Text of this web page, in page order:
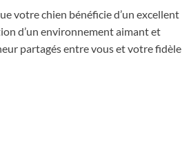
votre chien bénéficie d’un excellent
d’un environnement aimant et
partagés entre vous et votre fidèle